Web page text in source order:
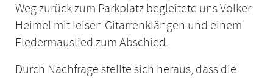
Weg zurück zum Parkplatz begleitete uns Volker
Heimel mit leisen Gitarrenklängen und einem
Fledermauslied zum Abschied.
Durch Nachfrage stellte sich heraus, dass die